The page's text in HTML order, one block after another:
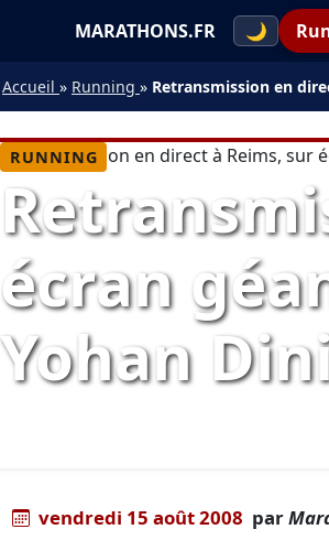
MARATHONS.FR 🌙
Accueil » Running » Retransmission en
RUNNING
écran
Yohan
vendredi 15 août 2008 par